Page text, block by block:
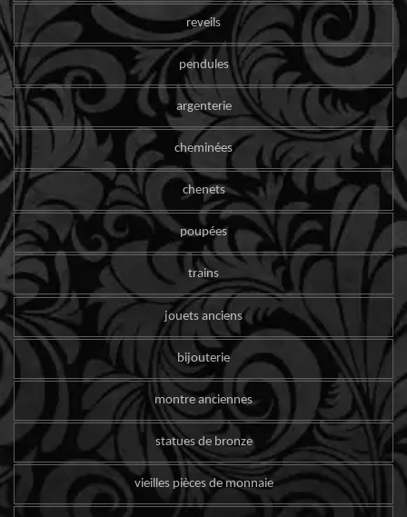
reveils
pendules
argenterie
cheminées
chenets
poupées
trains
jouets anciens
bijouterie
montre anciennes
statues de bronze
vieilles pièces de monnaie